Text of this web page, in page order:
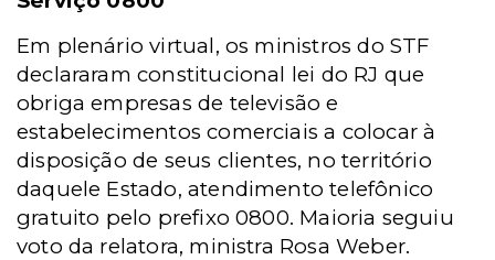
Em plenário virtual, os ministros do STF
declararam constitucional lei do RJ que
obriga empresas de televisão e
estabelecimentos comerciais a colocar à
disposição de seus clientes, no território
daquele Estado, atendimento telefônico
gratuito pelo prefixo 0800. Maioria seguiu
voto da relatora, ministra Rosa Weber.